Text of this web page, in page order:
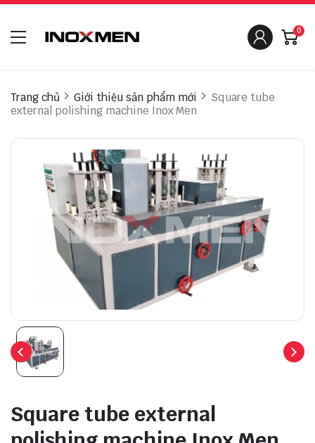
0
Trang chủ Giới thiệu sản phẩm mới
Square tube
external polishing machine Inox Men
Square tube external